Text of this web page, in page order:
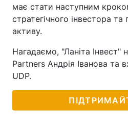
має стати наступним
стратегічного інвестора
активу.
Нагадаємо, "Ланіта Інвест"
Partners Андрія Іванова та
UDP.